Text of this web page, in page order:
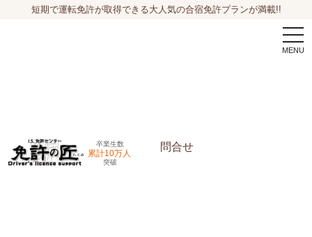
短期で運転免許が取得できる大人気の合宿免許プランが満載!!
卒業生数
累計10万人
突破
問合せ